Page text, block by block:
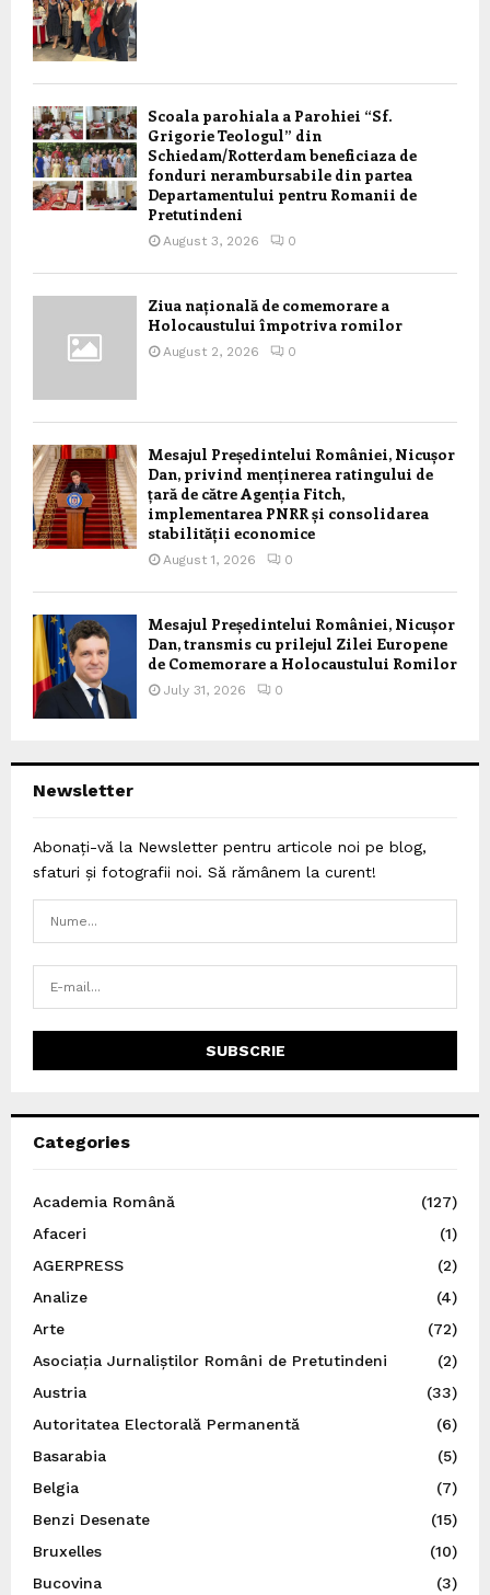
Scoala parohiala a Parohiei “Sf.
Grigorie Teologul” din
Schiedam/Rotterdam beneficiaza de
fonduri nerambursabile din partea
Departamentului pentru Romanii de
Pretutindeni
August 3, 2026 0
Ziua națională de comemorare a
Holocaustului împotriva romilor
August 2, 2026 0
Mesajul Președintelui României, Nicușor
Dan, privind menținerea ratingului de
țară de către Agenția Fitch,
implementarea PNRR și consolidarea
stabilității economice
August 1, 2026 0
Mesajul Președintelui României, Nicușor
Dan, transmis cu prilejul Zilei Europene
de Comemorare a Holocaustului Romilor
July 31, 2026 0
Newsletter
Abonați-vă la Newsletter pentru articole noi pe blog,
sfaturi și fotografii noi. Să rămânem la curent!
Categories
Academia Română
(127)
Afaceri
(1)
AGERPRESS
(2)
Analize
(4)
Arte
(72)
Asociația Jurnaliștilor Români de Pretutindeni
(2)
Austria
(33)
Autoritatea Electorală Permanentă
(6)
Basarabia
(5)
Belgia
(7)
Benzi Desenate
(15)
Bruxelles
(10)
Bucovina
(3)